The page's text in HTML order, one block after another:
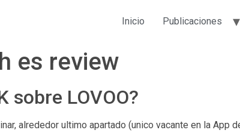
Inicio Publicaciones
es review
sobre LOVOO?
alrededor ultimo apartado (unico vacante en la App